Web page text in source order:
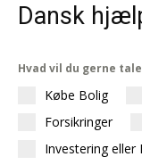
Dansk
Hvad vil du gerne
Købe Bolig
Forsikringer
Investering eller